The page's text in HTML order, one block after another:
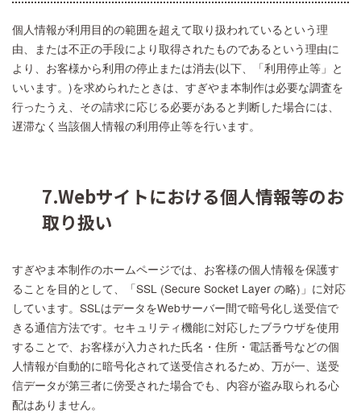
個人情報が利用目的の範囲を超えて取り扱われているという理
由、または不正の手段により取得されたものであるという理由に
より、お客様から利用の停止または消去(以下、「利用停止等」と
いいます。)を求められたときは、すぎやま本制作は必要な調査を
行ったうえ、その請求に応じる必要があると判断した場合には、
遅滞なく当該個人情報の利用停止等を行います。
7.Webサイトにおける個人情報等のお
取り扱い
すぎやま本制作のホームページでは、お客様の個人情報を保護す
ることを目的として、「SSL (Secure Socket Layer の略)」に対応
しています。SSLはデータをWebサーバー間で暗号化し送受信で
きる通信方法です。セキュリティ機能に対応したブラウザを使用
することで、お客様が入力された氏名・住所・電話番号などの個
人情報が自動的に暗号化されて送受信されるため、万が一、送受
信データが第三者に傍受された場合でも、内容が盗み取られる心
配はありません。